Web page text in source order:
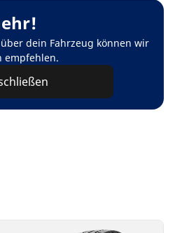
dein Fahrzeug können wir
empfehlen.